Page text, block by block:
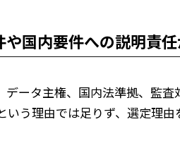
国内要件への説明責
データ主権、国内法準拠、監
いう理由では足りず、選定理